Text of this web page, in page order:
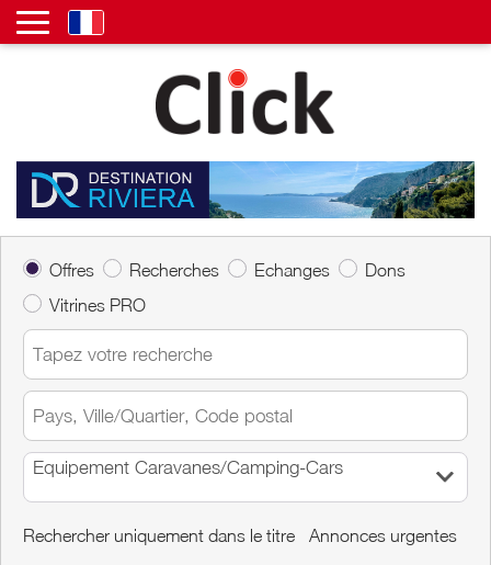
Offres Recherches Echanges
Dons
Vitrines PRO
Equipement Caravanes/Camping-Cars
Rechercher uniquement dans le titre Annonces urgentes